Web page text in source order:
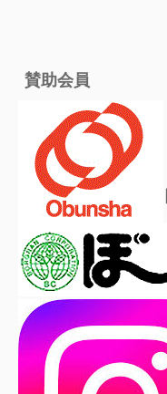
賛助会員